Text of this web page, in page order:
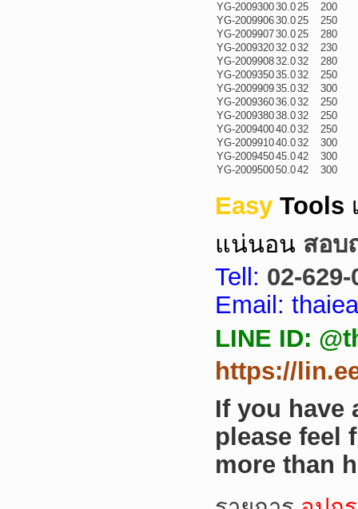
YG-200930030.025
200
YG-200990630.025
250
YG-200990730.025
280
YG-200932032.032
230
YG-200990832.032
280
YG-200935035.032
250
YG-200990935.032
300
YG-200936036.032
250
YG-200938038.032
250
YG-200940040.032
250
YG-200991040.032
300
YG-200945045.042
300
YG-200950050.042 300
Easy Tools
แน่นอน สอบ
Tell: 02-629-
Email:
LINE ID:
https://
If you have
please feel
more than